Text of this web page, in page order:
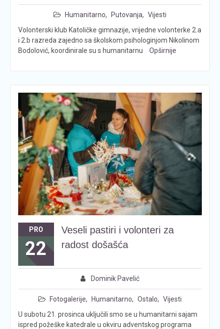
Humanitarno, Putovanja, Vijesti
Volonterski klub Katoličke gimnazije, vrijedne volonterke 2.a
i 2.b razreda zajedno sa školskom psihologinjom Nikolinom
Bodolović, koordinirale su s humanitarnu
Opširnije
PRO
22
Veseli pastiri i volonteri za
radost došašća
Dominik Pavelić
Fotogalerije, Humanitarno, Ostalo, Vijesti
U subotu 21. prosinca uključili smo se u humanitarni sajam
ispred požeške katedrale u okviru adventskog programa